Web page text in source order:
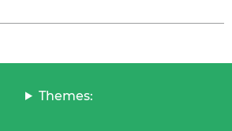
Themes: